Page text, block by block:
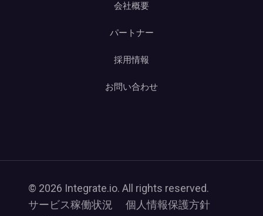
会社概要
パートナー
採用情報
お問い合わせ
© 2026 Integrate.io. All rights reserved.
サービス稼働状況
個人情報保護方針